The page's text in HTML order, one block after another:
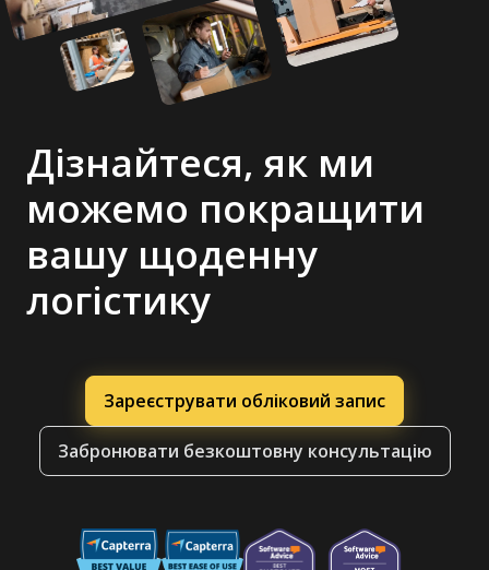
Дізнайтеся, як ми
можемо покращити
вашу щоденну
логістику
Зареєструвати обліковий запис
Забронювати безкоштовну консультацію